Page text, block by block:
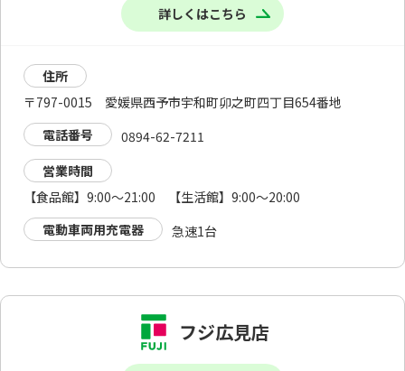
詳しくはこちら
住所
〒797-0015 愛媛県西予市宇和町卯之町四丁目654番地
電話番号
0894-62-7211
営業時間
【食品館】9:00～21:00 【生活館】9:00～20:00
電動車両用充電器
急速1台
フジ広見店